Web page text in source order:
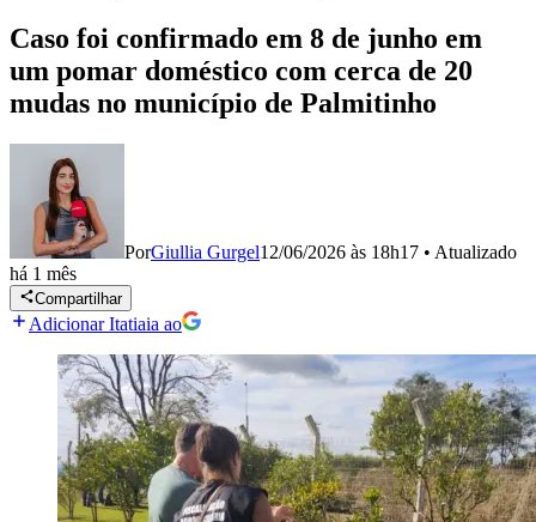
Caso foi confirmado em 8 de junho em
um pomar doméstico com cerca de 20
mudas no município de Palmitinho
PorGiullia Gurgel12/06/2026 às 18h17 • Atualizado
há 1 mês
Compartilhar
Adicionar Itatiaia ao